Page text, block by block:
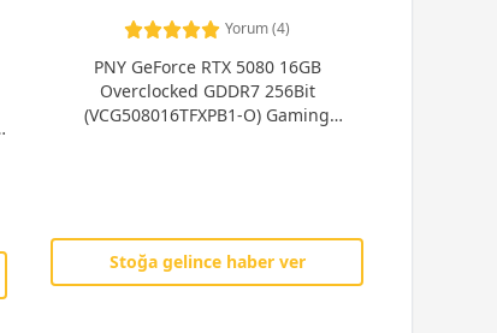
Yorum (4)
PNY GeForce RTX 5080 16GB
Overclocked GDDR7 256Bit
(VCG508016TFXPB1-O) Gaming
Stoğa gelince haber ver